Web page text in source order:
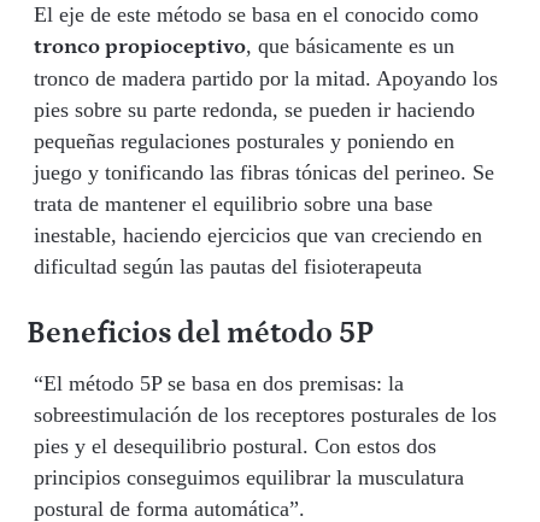
El eje de este método se basa en el conocido como
tronco propioceptivo, que básicamente es un
tronco de madera partido por la mitad. Apoyando los
pies sobre su parte redonda, se pueden ir haciendo
pequeñas regulaciones posturales y poniendo en
juego y tonificando las fibras tónicas del perineo. Se
trata de mantener el equilibrio sobre una base
inestable, haciendo ejercicios que van creciendo en
dificultad según las pautas del fisioterapeuta
Beneficios del método 5P
“El método 5P se basa en dos premisas: la
sobreestimulación de los receptores posturales de los
pies y el desequilibrio postural. Con estos dos
principios conseguimos equilibrar la musculatura
postural de forma automática”.